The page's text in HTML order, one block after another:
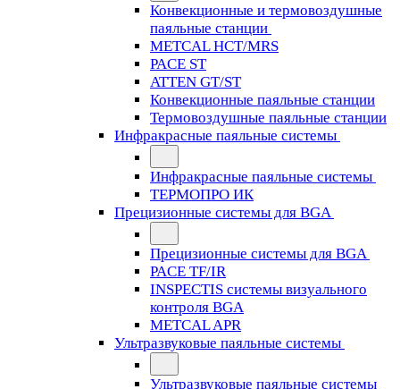
Конвекционные и термовоздушные
паяльные станции
METCAL HCT/MRS
PACE ST
ATTEN GT/ST
Конвекционные паяльные станции
Термовоздушные паяльные станции
Инфракрасные паяльные системы
Инфракрасные паяльные системы
ТЕРМОПРО ИК
Прецизионные системы для BGA
Прецизионные системы для BGA
PACE TF/IR
INSPECTIS системы визуального
контроля BGA
METCAL APR
Ультразвуковые паяльные системы
Ультразвуковые паяльные системы